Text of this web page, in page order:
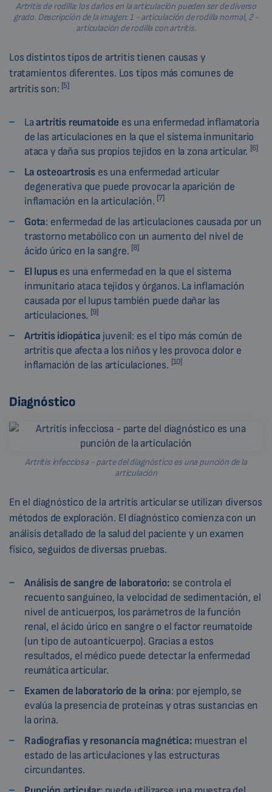
Artritis de rodilla: los daños en la articulación pueden ser de diverso
grado. Descripción de la imagen: 1 - articulación de rodilla normal, 2 -
articulación de rodilla con artritis.
Los distintos tipos de artritis tienen causas y
tratamientos diferentes. Los tipos más comunes de
artritis son: [5]
Laartritis reumatoide es una enfermedad inflamatoria
de las articulaciones en la que el sistema inmunitario
ataca y daña sus propios tejidos en la zona articular. [6]
La osteoartrosis es una enfermedad articular
degenerativa que puede provocar la aparición de
inflamación en la articulación. [7]
Gota: enfermedad de las articulaciones causada por un
trastorno metabólico con un aumento del nivel de
ácido úrico en la sangre. [8]
El lupuses una enfermedad en la que el sistema
inmunitario ataca tejidos y órganos. La inflamación
causada por el lupus también puede dañar las
articulaciones. [9]
Artritis idiopática juvenil: es el tipo más común de
artritis que afecta a los niños y les provoca dolor e
inflamación de las articulaciones. [10]
Diagnóstico
Artritis infecciosa - parte del diagnóstico es una punción de la
articulación
En el diagnóstico de la artritis articular se utilizan diversos
métodos de exploración. El diagnóstico comienza con un
análisis detallado de la salud del paciente y un examen
físico, seguidos de diversas pruebas.
Análisis de sangre de laboratorio: se controla el
recuento sanguíneo, la velocidad de sedimentación, el
nivel de anticuerpos, los parámetros de la función
renal, el ácido úrico en sangre o el factor reumatoide
(un tipo de autoanticuerpo). Gracias a estos
resultados, el médico puede detectar la enfermedad
reumática articular.
Examen de laboratorio de la orina: por ejemplo, se
evalúa la presencia de proteínas y otras sustancias en
la orina.
Radiografías y resonancia magnética: muestran el
estado de las articulaciones y las estructuras
circundantes.